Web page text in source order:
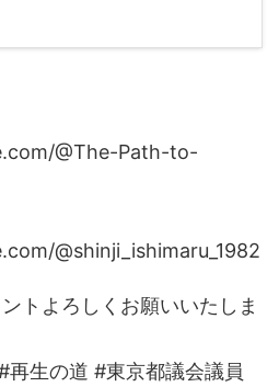
@The-Path-to-
@shinji_ishimaru_1982
トよろしくお願いいたしま
生の道 #東京都議会議員